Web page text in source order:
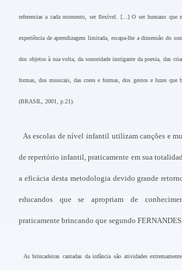
referencias a cada momento, ser flexível. [...] O ser humano que
experiência de aprendizagem limitada, escapa-lhe a dimensão do
dos objetos à sua volta, da sonoridade instigante da poesia, das
formas, dos musicais, das cores e formas, dos gestos e luzes que
(BRASIL, 2001, p.21).
As escolas de nível infantil utilizam canções e
de repertório infantil, praticamente em sua
a eficácia desta metodologia devido grande
educandos que se apropriam de
praticamente brincando que segundo
As brincadeiras cantadas da infância são atividades